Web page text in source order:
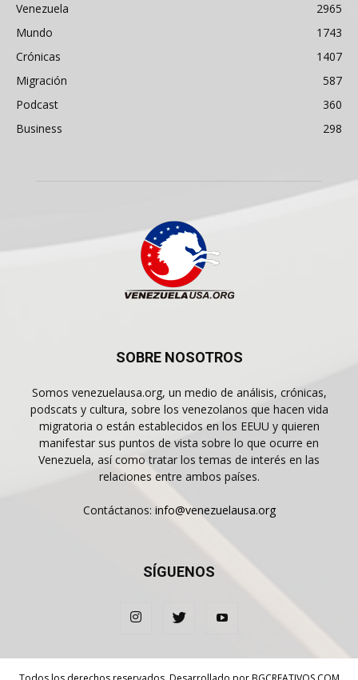
Venezuela
2965
Mundo
1743
Crónicas
1407
Migración
587
Podcast
360
Business
298
SOBRE NOSOTROS
Somos venezuelausa.org, un medio de análisis, crónicas,
podscats y cultura, sobre los venezolanos que hacen vida
migratoria o están establecidos en los EEUU y quieren
manifestar sus puntos de vista sobre lo que ocurre en
Venezuela, así como tratar los temas de interés en las
relaciones entre ambos países.
Contáctanos: info@venezuelausa.org
SÍGUENOS